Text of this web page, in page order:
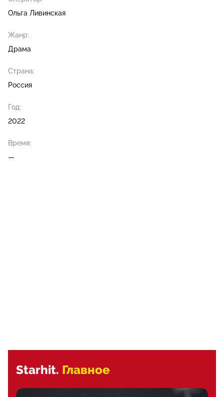
Ольга Ливинская
Жанр:
Драма
Страна:
Россия
Год:
2022
Время:
—
Starhit. Главное